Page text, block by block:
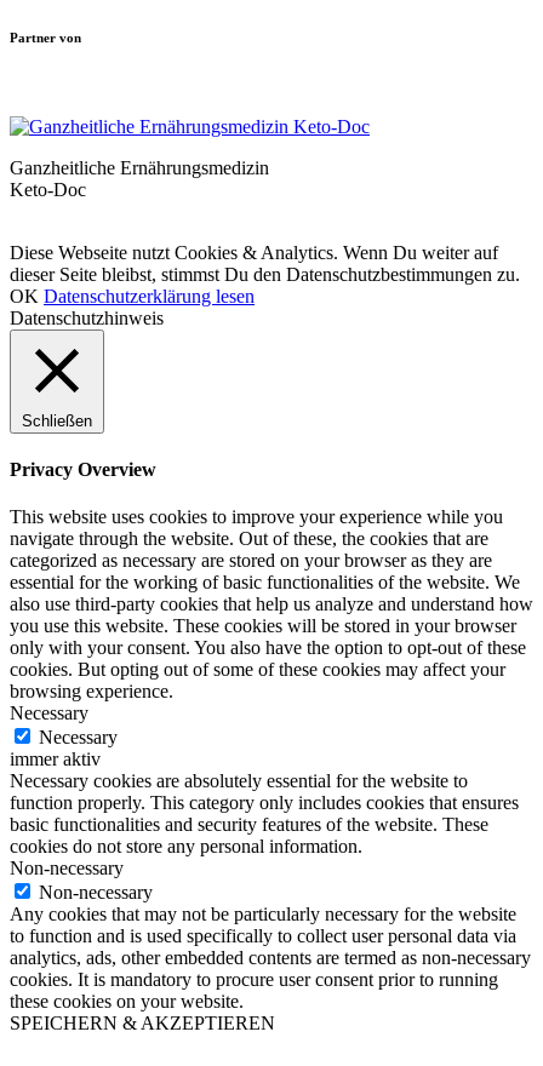
Partner von
Ganzheitliche Ernährungsmedizin
Keto-Doc
Diese Webseite nutzt Cookies & Analytics. Wenn Du weiter auf
dieser Seite bleibst, stimmst Du den Datenschutzbestimmungen zu.
OK Datenschutzerklärung lesen
Datenschutzhinweis
Schließen
Privacy Overview
This website uses cookies to improve your experience while you
navigate through the website. Out of these, the cookies that are
categorized as necessary are stored on your browser as they are
essential for the working of basic functionalities of the website. We
also use third-party cookies that help us analyze and understand how
you use this website. These cookies will be stored in your browser
only with your consent. You also have the option to opt-out of these
cookies. But opting out of some of these cookies may affect your
browsing experience.
Necessary
Necessary
immer aktiv
Necessary cookies are absolutely essential for the website to
function properly. This category only includes cookies that ensures
basic functionalities and security features of the website. These
cookies do not store any personal information.
Non-necessary
Non-necessary
Any cookies that may not be particularly necessary for the website
to function and is used specifically to collect user personal data via
analytics, ads, other embedded contents are termed as non-necessary
cookies. It is mandatory to procure user consent prior to running
these cookies on your website.
SPEICHERN & AKZEPTIEREN